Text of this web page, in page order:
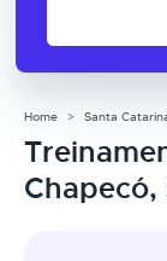
Home Santa
Chapecó,